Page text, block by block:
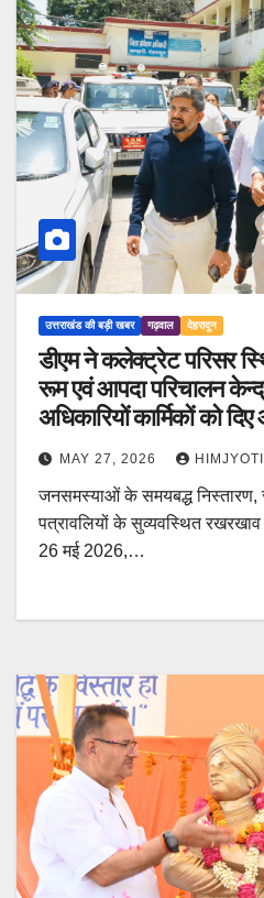
उत्तराखंड की बड़ी खबर गढ़वाल देहरादून
डीएम ने कलेक्ट्रेट परिसर
रूम एवं आपदा परिचालन
अधिकारियों कार्मिकों को
MAY 27, 2026 HIMJYOTI
जनसमस्याओं के समयबद्ध निस्तारण,
पत्रावलियों के सुव्यवस्थित रखरखाव
26 मई 2026,…